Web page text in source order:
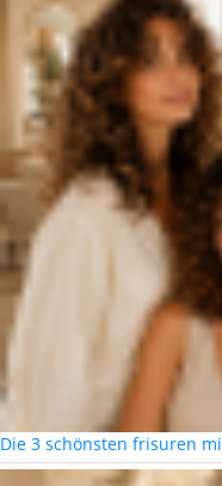
Die 3 schönsten frisuren